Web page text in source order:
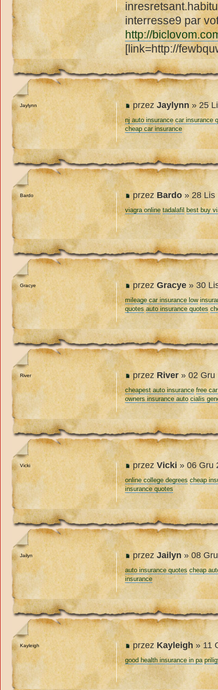
interresse9 par
http://
[link=http://
przezJaylynn » 25
nj auto insurance car insurance
cheap car insurance
Jaylynn
przez Bardo » 28 Lis
viagra online tadalafil best buy
Bardo
przezGracye » 30
mileage car insurance low
quotes auto insurance quotes
Gracye
przez River » 02 Gru
cheapest auto insurance free
owners insurance auto cialis
River
przezVicki » 06 Gru
online college degrees cheap
insurance quotes
Vicki
przezJailyn » 08
auto insurance quotes cheap
insurance
Jailyn
przez Kayleigh » 11
good health insurance in pa
Kayleigh